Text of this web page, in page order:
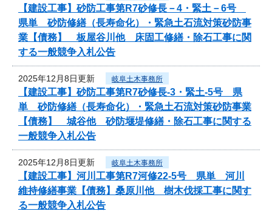
【建設工事】砂防工事第R7砂修長－4・緊土－6号
県単 砂防修繕（長寿命化）・緊急土石流対策砂防事
業【債務】 板屋谷川他 床固工修繕・除石工事に関
する一般競争入札公告
2025年12月8日更新 岐阜土木事務所
【建設工事】砂防工事第R7砂修長-3・緊土-5号 県
単 砂防修繕（長寿命化）・緊急土石流対策砂防事業
【債務】 城谷他 砂防堰堤修繕・除石工事に関する
一般競争入札公告
2025年12月8日更新 岐阜土木事務所
【建設工事】河川工事第R7河修22-5号 県単 河川
維持修繕事業【債務】桑原川他 樹木伐採工事に関す
る一般競争入札公告